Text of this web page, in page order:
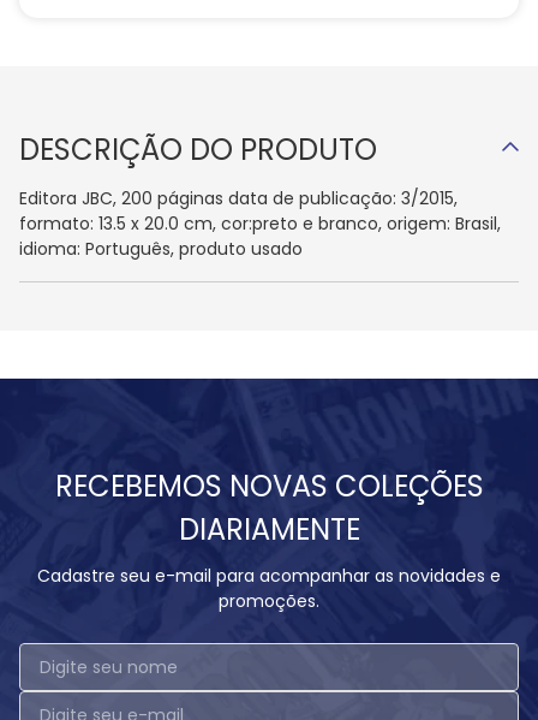
DESCRIÇÃO DO PRODUTO
Editora JBC, 200 páginas data de publicação: 3/2015,
formato: 13.5 x 20.0 cm, cor:preto e branco, origem: Brasil,
idioma: Português, produto usado
RECEBEMOS NOVAS COLEÇÕES
DIARIAMENTE
Cadastre seu e-mail para acompanhar as novidades e
promoções.